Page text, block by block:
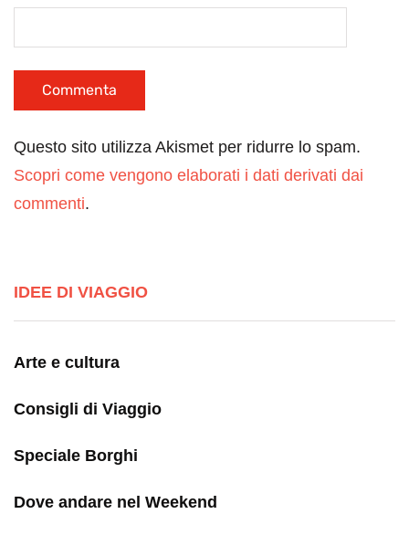
Questo sito utilizza Akismet per ridurre lo spam.
Scopri come vengono elaborati i dati derivati dai
commenti.
IDEE DI VIAGGIO
Arte e cultura
Consigli di Viaggio
Speciale Borghi
Dove andare nel Weekend